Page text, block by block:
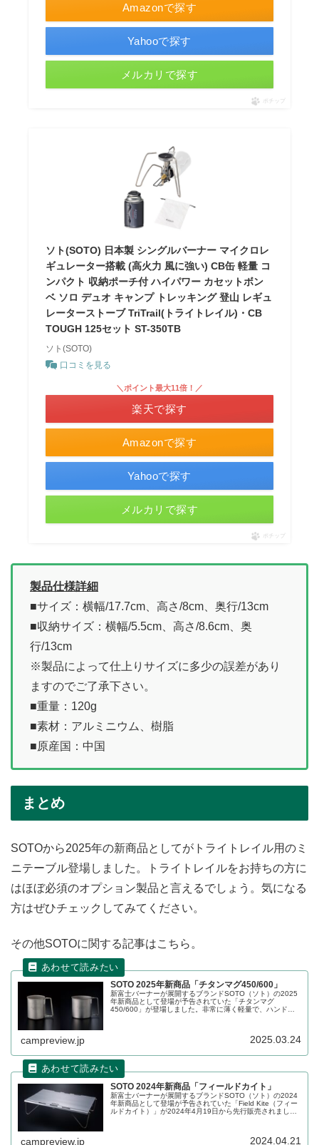
Amazonで探す
Yahooで探す
メルカリで探す
ポチップ
ソト(SOTO) 日本製 シングルバーナー マイクロレ
ギュレーター搭載 (高火力 風に強い) CB缶 軽量 コ
ンパクト 収納ポーチ付 ハイパワー カセットボン
ベ ソロ デュオ キャンプ トレッキング 登山 レギュ
レーターストーブ TriTrail(トライトレイル)・CB
TOUGH 125セット ST-350TB
ソト(SOTO)
口コミを見る
Amazonで探す
＼ポイント最大11倍！／
楽天で探す
Yahooで探す
メルカリで探す
ポチップ
製品仕様詳細
■サイズ：横幅/17.7cm、高さ/8cm、奥行/13cm
■収納サイズ：横幅/5.5cm、高さ/8.6cm、奥
行/13cm
※製品によって仕上りサイズに多少の誤差があり
ますのでご了承下さい。
■重量：120g
■素材：アルミニウム、樹脂
■原産国：中国
まとめ
SOTOから2025年の新商品としてがトライトレイル用のミ
ニテーブル登場しました。トライトレイルをお持ちの方に
はほぼ必須のオプション製品と言えるでしょう。気になる
方はぜひチェックしてみてください。
その他SOTOに関する記事はこちら。
SOTO 2025年新商品「チタンマグ450/600」
新富士バーナーが展開するブランドSOTO（ソト）の2025
年新商品として登場が予告されていた「チタンマグ
450/600」が登場しました。非常に薄く軽量で、ハンドル
campreview.jp 2025.03.24
SOTO 2024年新商品「フィールドカイト」
新富士バーナーが展開するブランドSOTO（ソト）の2024
年新商品として登場が予告されていた「Field Kite（フィー
ルドカイト）」が2024年4月19日から先行販売されまし
campreview.jp 2024.04.21